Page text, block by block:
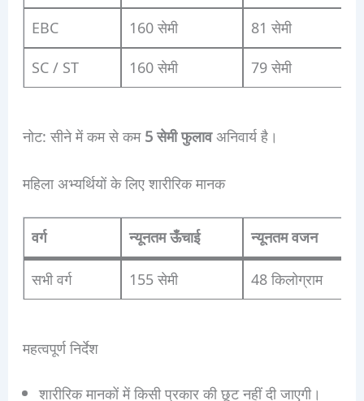
EBC 160 सेमी 81 सेमी
SC / ST 160 सेमी 79 सेमी
नोट: सीने में कम से कम5 सेमी फुलावअनिवार्य है।
महिला अभ्यर्थियों के लिए शारीरिक मानक
वर्ग न्यूनतम ऊँचाई न्यूनतम वजन
सभी वर्ग 155 सेमी 48 किलोग्राम
महत्वपूर्ण निर्देश
शारीरिक मानकों में किसी प्रकार की छूट नहीं दी जाएगी।